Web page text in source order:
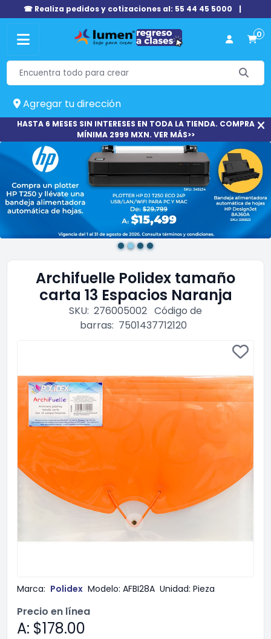
☎ Realiza pedidos y cotizaciones al: 55 44 45 5000 |
0
Agregar tu dirección
HASTA 6 MESES SIN INTERESES EN TODA LA TIENDA. COMPRA
MÍNIMA 2999 MXN. VER MÁS>>
Archifuelle Polidex tamaño
carta 13 Espacios Naranja
SKU: 276005002 Código de
barras: 7501437712120
Marca: Polidex Modelo: AFBI28A Unidad: Pieza
Precio en línea
A: $178.00